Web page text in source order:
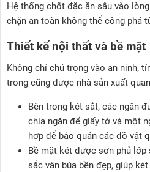
Hệ thống chốt đặc ăn sâu vào
chặn an toàn không thể công phá
Thiết kế nội thất và bề mặt
Không chỉ chú trọng vào an ninh,
trong cũng được nhà sản xuất
Bên trong két sắt, các ngăn
chia ngăn để giấy tờ và một
hợp để bảo quản các đồ vật
Bề mặt két được sơn phủ
sắc vân búa bền đẹp, giúp